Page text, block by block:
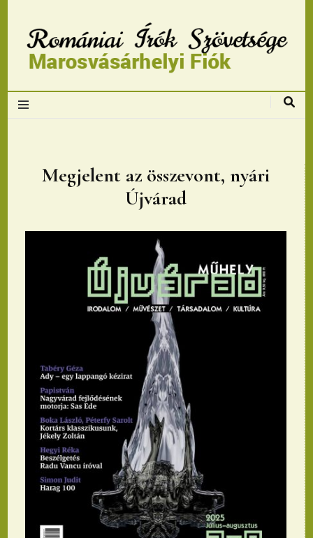
Romániai Írók
Marosvásárhelyi
Megjelent az összevont, nyári
Újvárad